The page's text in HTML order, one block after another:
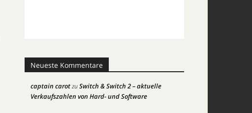
Neueste Kommentare
captain carotzuSwitch & Switch 2 – aktuelle
Verkaufszahlen von Hard- und Software